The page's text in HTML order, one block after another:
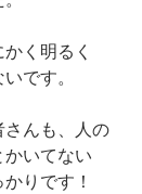
く明るく
です。
んも、人の
いてない
りです！